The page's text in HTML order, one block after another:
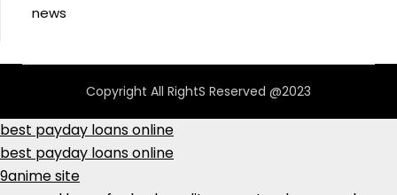
news
Copyright All RightS Reserved @2023
best payday loans online
best payday loans online
9anime site